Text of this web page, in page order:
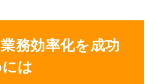
務効率化を成功
は